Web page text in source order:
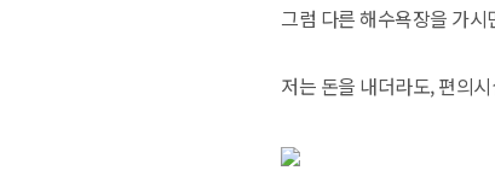
그럼 다른 해수욕장을 가
저는 돈을 내더라도, 편의